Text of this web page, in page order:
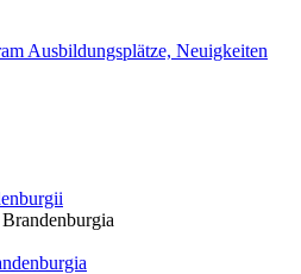
Ausbildungsplätze, Neuigkeiten